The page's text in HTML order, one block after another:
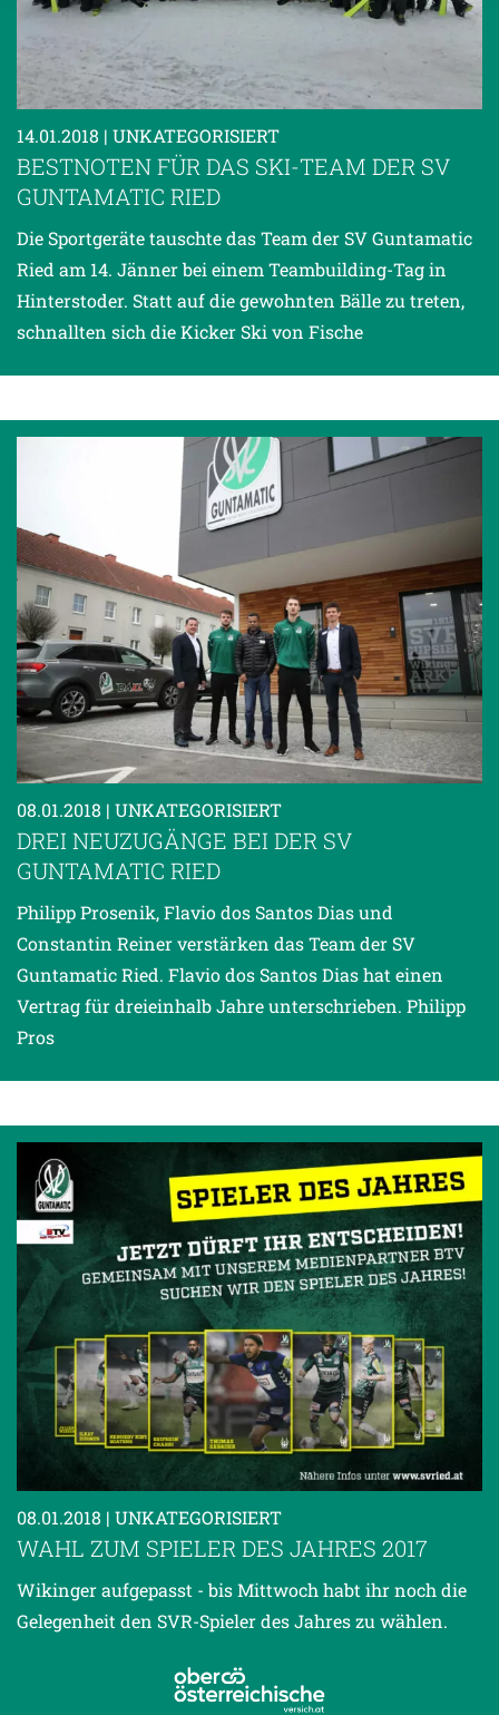
Datenschutzerklärung
14.01.2018 | UNKATEGORISIERT
BESTNOTEN FÜR DAS SKI-TEAM DER SV
GUNTAMATIC RIED
Die Sportgeräte tauschte das Team der SV Guntamatic
Ried am 14. Jänner bei einem Teambuilding-Tag in
Hinterstoder. Statt auf die gewohnten Bälle zu treten,
schnallten sich die Kicker Ski von Fische
08.01.2018 | UNKATEGORISIERT
DREI NEUZUGÄNGE BEI DER SV
GUNTAMATIC RIED
Philipp Prosenik, Flavio dos Santos Dias und
Constantin Reiner verstärken das Team der SV
Guntamatic Ried. Flavio dos Santos Dias hat einen
Vertrag für dreieinhalb Jahre unterschrieben. Philipp
Pros
08.01.2018 | UNKATEGORISIERT
WAHL ZUM SPIELER DES JAHRES 2017
Wikinger aufgepasst - bis Mittwoch habt ihr noch die
Gelegenheit den SVR-Spieler des Jahres zu wählen.